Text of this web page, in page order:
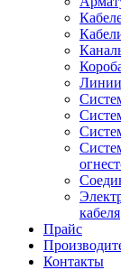
Линии
кабеля
Прайс
Контакты